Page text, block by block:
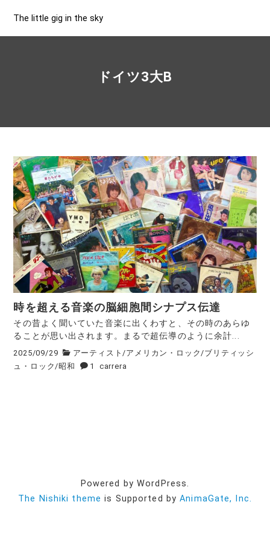
The little gig in the sky
ドイツ3大B
時を超える音楽の脳細胞間シナプス伝達
その昔よく聞いていた音楽に出くわすと、その時のあらゆ
ることが思い出されます。まるで超伝導のように余計...
2025/09/29 アーティスト /アメリカン・ロック /ブリティッシ
ュ・ロック /昭和 1 carrera
Powered by WordPress.
The Nishiki theme is Supported byAnimaGate, Inc.